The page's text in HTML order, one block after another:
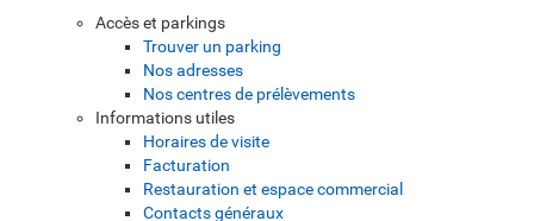
Accès et parkings
Trouver un parking
Nos adresses
Nos centres de prélèvements
Informations utiles
Horaires de visite
Facturation
Restauration et espace commercial
Contacts généraux